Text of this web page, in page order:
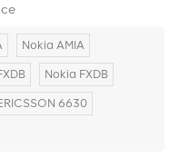
Nokia AMIA
Nokia FXDB
6630